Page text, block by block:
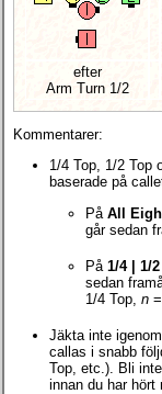
efter
Arm Turn 1/2
Kommentarer:
1/4 Top, 1/2 Top
baserade på
På All
går sedan
På 1/4 | 1/
sedan
1/4 Top, n
Jäkta inte
callas i snabb
Top, etc.). Bli
innan du har hört